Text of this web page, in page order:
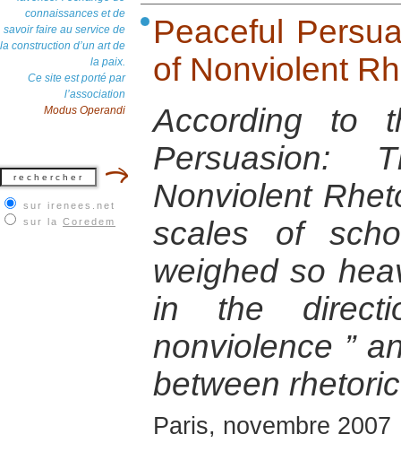
connaissances et de
savoir faire au service de
la construction d’un art de
la paix.
Ce site est porté par
l’association
Modus Operandi
sur irenees.net
sur la Coredem
Peaceful
of Nonviolent
According to
Persuasion:
Nonviolent
scales of
weighed so
in the
nonviolence ”
between
Paris, novembre 2007